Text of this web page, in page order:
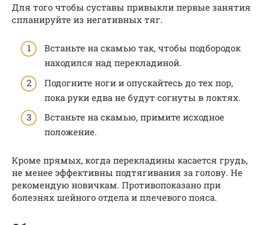
Для того чтобы суставы привыкли первые занятия
спланируйте из негативных тяг.
Встаньте на скамью так, чтобы подбородок
находился над перекладиной.
Подогните ноги и опускайтесь до тех пор,
пока руки едва не будут согнуты в локтях.
Встаньте на скамью, примите исходное
положение.
Кроме прямых, когда перекладины касается грудь,
не менее эффективны подтягивания за голову. Не
рекомендую новичкам. Противопоказано при
болезнях шейного отдела и плечевого пояса.